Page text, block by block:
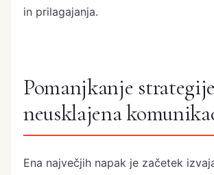
in prilagajanja.
Pomanjkanje
neusklajena
Ena največjih napak je začetek